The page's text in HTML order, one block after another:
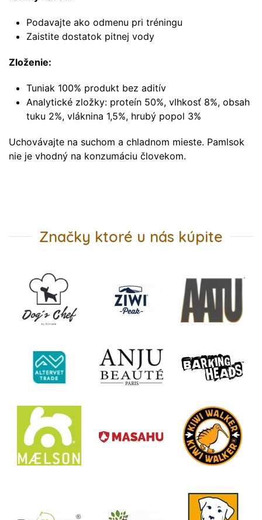
Podavajte ako odmenu pri tréningu
Zaistite dostatok pitnej vody
Zloženie:
Tuniak 100% produkt bez aditív
Analytické zložky: proteín 50%, vlhkosť 8%, obsah
tuku 2%, vláknina 1,5%, hrubý popol 3%
Uchovávajte na suchom a chladnom mieste. Pamlsok
nie je vhodný na konzumáciu človekom.
Značky ktoré u nás kúpite